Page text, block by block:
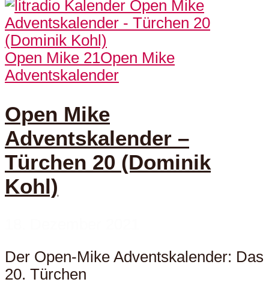
Open Mike 21Open Mike
Adventskalender
Open Mike
Adventskalender –
Türchen 20 (Dominik
Kohl)
Der Open-Mike Adventskalender: Das
20. Türchen